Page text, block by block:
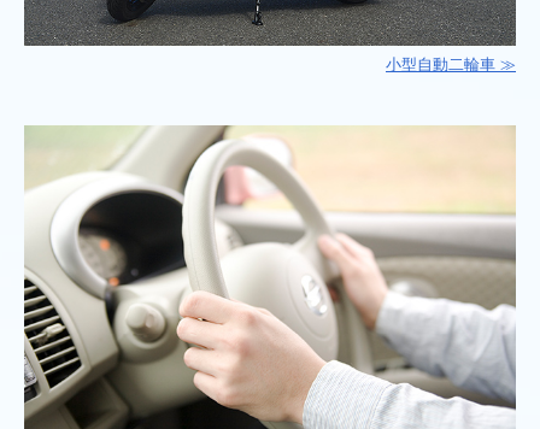
小型自動二輪車 ≫